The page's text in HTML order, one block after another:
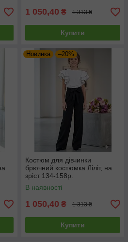
1 050,40 ₴ 1 313 ₴
Купити
Новинка –20%
Костюм для дівчинки
брючний костюмка Ліліт, на
зріст 134-158р.
В наявності
1 050,40 ₴ 1 313 ₴
Купити